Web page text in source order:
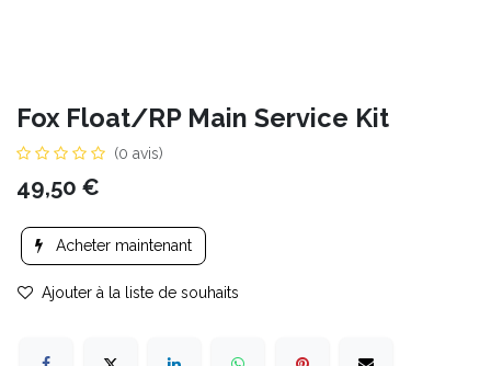
Fox Float/RP Main Service Kit
(0 avis)
49,50 €
Acheter maintenant
Ajouter à la liste de souhaits